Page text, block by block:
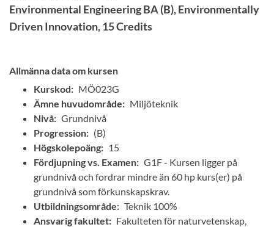
Environmental Engineering BA (B), Environmentally
Driven Innovation, 15 Credits
Allmänna data om kursen
Kurskod: MÖ023G
Ämne huvudområde: Miljöteknik
Nivå: Grundnivå
Progression: (B)
Högskolepoäng: 15
Fördjupning vs. Examen: G1F - Kursen ligger på
grundnivå och fordrar mindre än 60 hp kurs(er) på
grundnivå som förkunskapskrav.
Utbildningsområde: Teknik 100%
Ansvarig fakultet: Fakulteten för naturvetenskap,